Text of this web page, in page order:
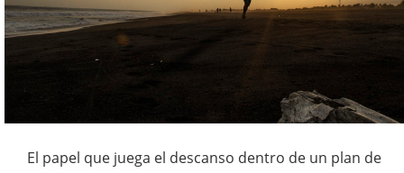
El papel que juega el descanso dentro de un plan de